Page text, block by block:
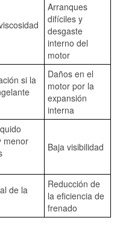
Arranques
difíciles y
desgaste
interno del
motor
si la
Daños en el
motor por la
expansión
interna
menor
Baja visibilidad
de la
Reducción de
la eficiencia de
frenado